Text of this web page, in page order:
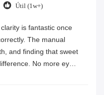
Útil (1w+)
is fantastic once
The manual
and finding that sweet
No more eye